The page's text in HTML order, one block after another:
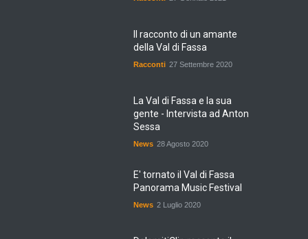
Il racconto di un amante
della Val di Fassa
Racconti 27 Settembre 2020
La Val di Fassa e la sua
gente - Intervista ad Anton
Sessa
News 28 Agosto 2020
E' tornato il Val di Fassa
Panorama Music Festival
News 2 Luglio 2020